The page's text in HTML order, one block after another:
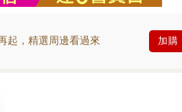
起，精選周邊看過來 加購